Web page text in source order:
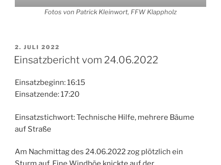
Fotos von Patrick Kleinwort, FFW Klappholz
VERÖFFENTLICHT
AM
2. JULI 2022
Einsatzbericht vom 24.06.2022
Einsatzbeginn: 16:15
Einsatzende: 17:20
Einsatzstichwort: Technische Hilfe, mehrere Bäume
auf Straße
Am Nachmittag des 24.06.2022 zog plötzlich ein